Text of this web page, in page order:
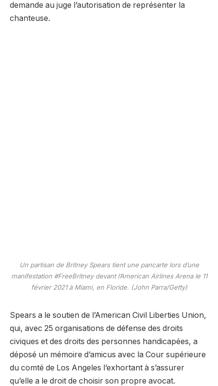
demande au juge l’autorisation de représenter la
chanteuse.
Un partisan de Britney Spears tient une pancarte lors d’une
manifestation #FreeBritney devant l’American Airlines Arena le 11
février 2021 à Miami, en Floride. (John Parra/Getty)
Spears a le soutien de l’American Civil Liberties Union,
qui, avec 25 organisations de défense des droits
civiques et des droits des personnes handicapées, a
déposé un mémoire d’amicus avec la Cour supérieure
du comté de Los Angeles l’exhortant à s’assurer
qu’elle a le droit de choisir son propre avocat.